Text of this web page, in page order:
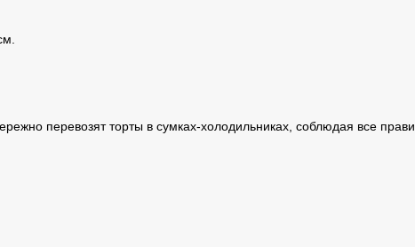
перевозят торты в сумках-холодильниках, соблюдая все